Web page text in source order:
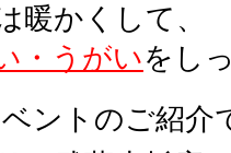
暖かくして、
・うがいをし
ントのご紹介